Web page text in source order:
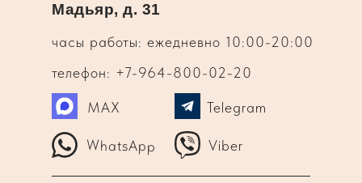
часы работы: ежедневно 10:00-20:00
Мадьяр, д. 31
телефон: +7-964-800-02-20
WhatsApp Viber
Telegram
MAX